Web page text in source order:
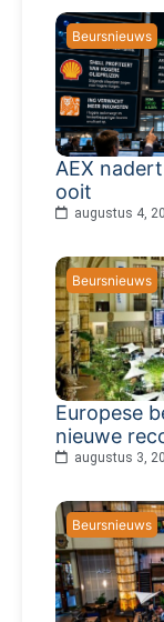
Beursnieuws
AEX
ooit
augustus 4,
Beursnieuws
Europese
nieuwe
augustus 3,
Beursnieuws